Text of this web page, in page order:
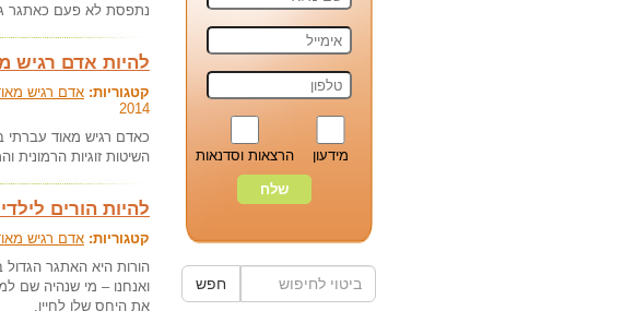
נתפסת לא פעם כאתגר
להיות אדם רגיש
קטגוריות: אדם רגיש
2014
כאדם רגיש מאוד עברתי
השיטות זוגיות הרמונית
להיות הורים
קטגוריות: אדם רגיש
הורות היא האתגר הגדול
ואנחנו – מי שנהיה שם
את היחס שלו לחייו.
מידעון הרצאות וסדנאות
חפש